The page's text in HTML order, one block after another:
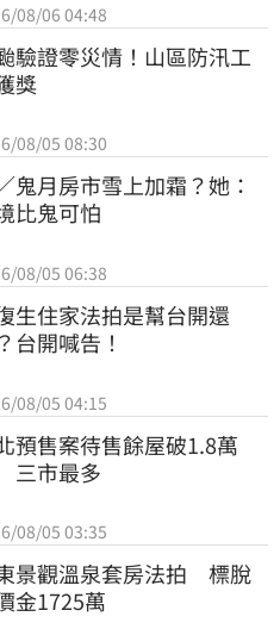
08/06 04:48
驗證零災情！山區防汛工
獎
08/05 08:30
鬼月房市雪上加霜？她：
比鬼可怕
08/05 06:38
生住家法拍是幫台開還
台開喊告！
08/05 04:15
預售案待售餘屋破1.8萬
三市最多
08/05 03:35
景觀溫泉套房法拍　標脫
金1725萬